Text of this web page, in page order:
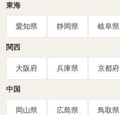
東海
愛知県 静岡県 岐阜県
関西
大阪府 兵庫県 京都府
中国
岡山県 広島県 鳥取県